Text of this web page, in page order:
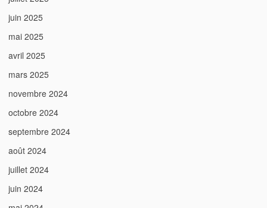
juin 2025
mai 2025
avril 2025
mars 2025
novembre 2024
octobre 2024
septembre 2024
août 2024
juillet 2024
juin 2024